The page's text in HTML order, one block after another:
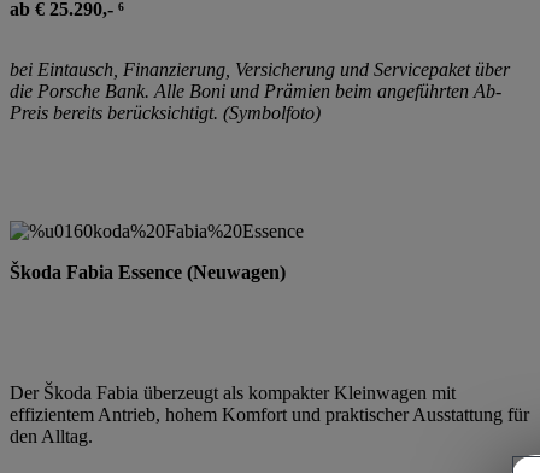
ab € 25.290,- ⁶
bei Eintausch, Finanzierung, Versicherung und Servicepaket über
die Porsche Bank. Alle Boni und Prämien beim angeführten Ab-
Preis bereits berücksichtigt. (Symbolfoto)
Škoda Fabia Essence (Neuwagen)
Der Škoda Fabia überzeugt als kompakter Kleinwagen mit
effizientem Antrieb, hohem Komfort und praktischer Ausstattung für
den Alltag.